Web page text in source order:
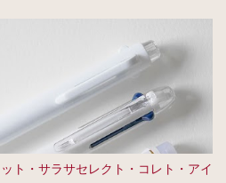
ト・サラサセレクト・コレト・アイ